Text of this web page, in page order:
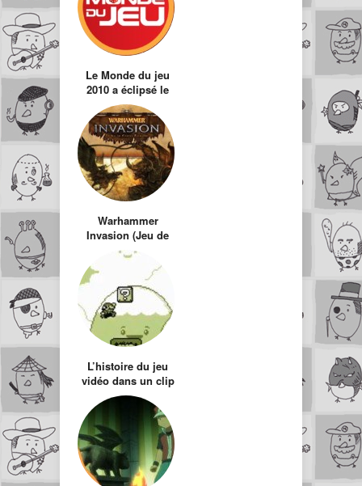
Le Monde du jeu
2010 a éclipsé le
Festival du jeu
vidéo
Warhammer
Invasion (Jeu de
Cartes Evolutif)
L’histoire du jeu
vidéo dans un clip